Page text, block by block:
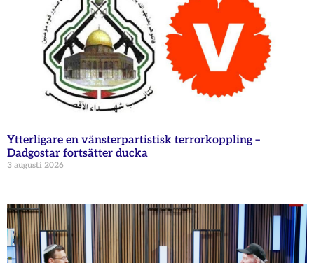
Ytterligare en vänsterpartistisk terrorkoppling –
Dadgostar fortsätter ducka
3 augusti 2026